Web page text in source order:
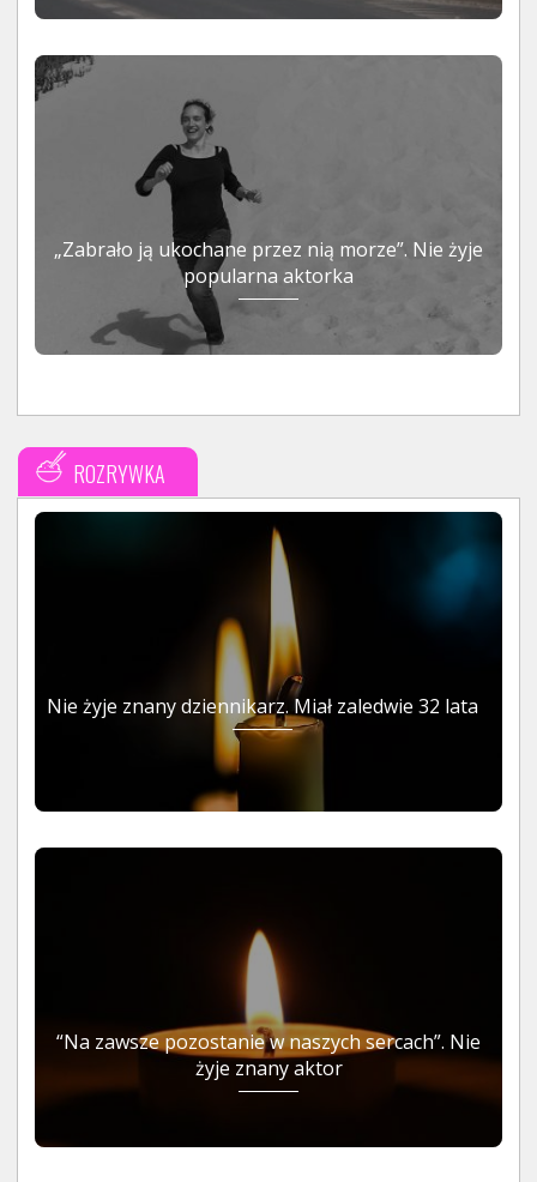
„Zabrało ją ukochane przez nią morze”. Nie żyje
popularna aktorka
ROZRYWKA
Nie żyje znany dziennikarz. Miał zaledwie 32 lata
“Na zawsze pozostanie w naszych sercach”. Nie
żyje znany aktor